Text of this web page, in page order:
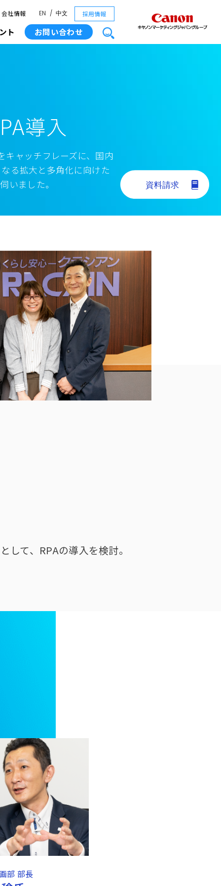
EN 中文
会社情報 採用情報
ト お問い合わせ
導入
キャッチフレーズに、国内
る拡大と多角化に向けた
いました。
て、RPAの導入を検討。
部 部長